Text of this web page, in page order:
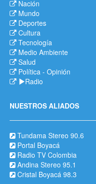
Nación
Mundo
Deportes
Cultura
Tecnología
Medio Ambiente
Salud
Política - Opinión
Radio
NUESTROS ALIADOS
Tundama Stereo 90.6
Portal Boyacá
Radio TV Colombia
Andina Stereo 95.1
Cristal Boyacá 98.3